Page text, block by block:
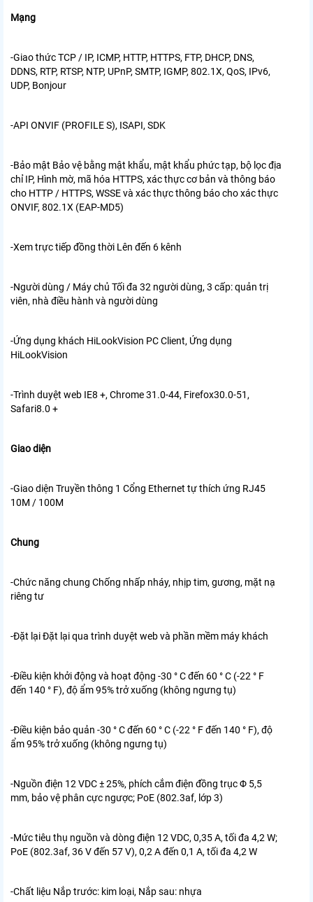
Mạng
-Giao thức TCP / IP, ICMP, HTTP, HTTPS, FTP, DHCP, DNS,
DDNS, RTP, RTSP, NTP, UPnP, SMTP, IGMP, 802.1X, QoS, IPv6,
UDP, Bonjour
-API ONVIF (PROFILE S), ISAPI, SDK
-Bảo mật Bảo vệ bằng mật khẩu, mật khẩu phức tạp, bộ lọc địa
chỉ IP, Hình mờ, mã hóa HTTPS, xác thực cơ bản và thông báo
cho HTTP / HTTPS, WSSE và xác thực thông báo cho xác thực
ONVIF, 802.1X (EAP-MD5)
-Xem trực tiếp đồng thời Lên đến 6 kênh
-Người dùng / Máy chủ Tối đa 32 người dùng, 3 cấp: quản trị
viên, nhà điều hành và người dùng
-Ứng dụng khách HiLookVision PC Client, Ứng dụng
HiLookVision
-Trình duyệt web IE8 +, Chrome 31.0-44, Firefox30.0-51,
Safari8.0 +
Giao diện
-Giao diện Truyền thông 1 Cổng Ethernet tự thích ứng RJ45
10M / 100M
Chung
-Chức năng chung Chống nhấp nháy, nhịp tim, gương, mặt nạ
riêng tư
-Đặt lại Đặt lại qua trình duyệt web và phần mềm máy khách
-Điều kiện khởi động và hoạt động -30 ° C đến 60 ° C (-22 ° F
đến 140 ° F), độ ẩm 95% trở xuống (không ngưng tụ)
-Điều kiện bảo quản -30 ° C đến 60 ° C (-22 ° F đến 140 ° F), độ
ẩm 95% trở xuống (không ngưng tụ)
-Nguồn điện 12 VDC ± 25%, phích cắm điện đồng trục Φ 5,5
mm, bảo vệ phân cực ngược; PoE (802.3af, lớp 3)
-Mức tiêu thụ nguồn và dòng điện 12 VDC, 0,35 A, tối đa 4,2 W;
PoE (802.3af, 36 V đến 57 V), 0,2 A đến 0,1 A, tối đa 4,2 W
-Chất liệu Nắp trước: kim loại, Nắp sau: nhựa